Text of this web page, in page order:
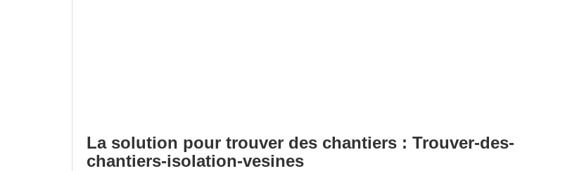
La solution pour trouver des chantiers : Trouver-des-
chantiers-isolation-vesines